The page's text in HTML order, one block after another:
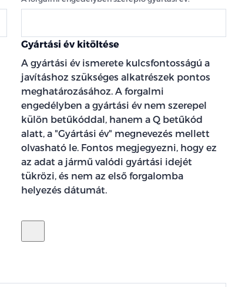
Gyártási év kitöltése
A gyártási év ismerete kulcsfontosságú a
javításhoz szükséges alkatrészek pontos
meghatározásához. A forgalmi
engedélyben a gyártási év nem szerepel
külön betűkóddal, hanem a Q betűkód
alatt, a "Gyártási év" megnevezés mellett
olvasható le. Fontos megjegyezni, hogy ez
az adat a jármű valódi gyártási idejét
tükrözi, és nem az első forgalomba
helyezés dátumát.